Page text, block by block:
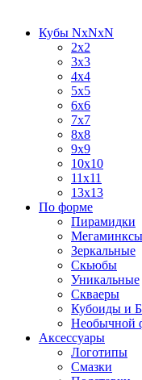
Кубы NxNxN
2x2
3x3
4x4
5x5
6x6
7x7
8x8
9x9
10x10
11x11
13x13
По форме
Пирамидки
Мегаминксы
Зеркальные
Скьюбы
Уникальные
Скваеры
Кубоиды и
Необычной
Аксессуары
Логотипы
Смазки